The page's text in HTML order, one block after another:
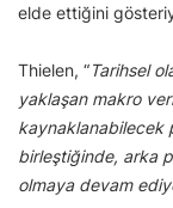
elde ettiğini
Thielen, “Tarihsel
yaklaşan makro
kaynaklanabilecek
birleştiğinde, arka
olmaya devam